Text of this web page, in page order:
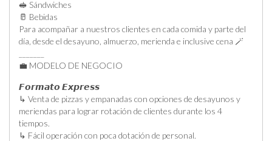
🥪 Sándwiches
🥛 Bebidas
Para acompañar a nuestros clientes en cada comida y parte del
día, desde el desayuno, almuerzo, merienda e inclusive cena 🪄
💼 MODELO DE NEGOCIO
𝙁𝙤𝙧𝙢𝙖𝙩𝙤 𝙀𝙭𝙥𝙧𝙚𝙨𝙨
↳ Venta de pizzas y empanadas con opciones de desayunos y
meriendas para lograr rotación de clientes durante los 4
tiempos.
↳ Fácil operación con poca dotación de personal.